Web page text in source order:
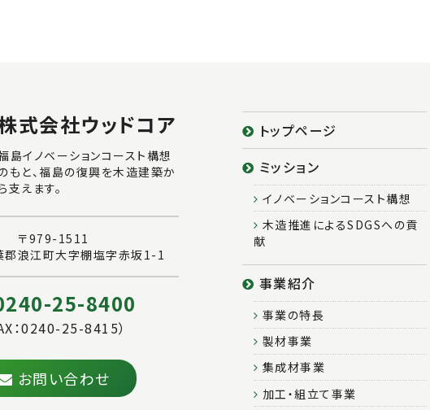
式会社ウッドコア
島イノベーションコースト構想
もと、福島の復興を木造建築か
支えます。
〒979-1511
郡浪江町大字棚塩字赤坂1-1
25-8400
：0240-25-8415）
お問い合わせ
トップページ
ミッション
イノベーションコースト構想
木造推進によるSDGSへの貢
献
事業紹介
事業の特長
製材事業
集成材事業
加工・組立て事業